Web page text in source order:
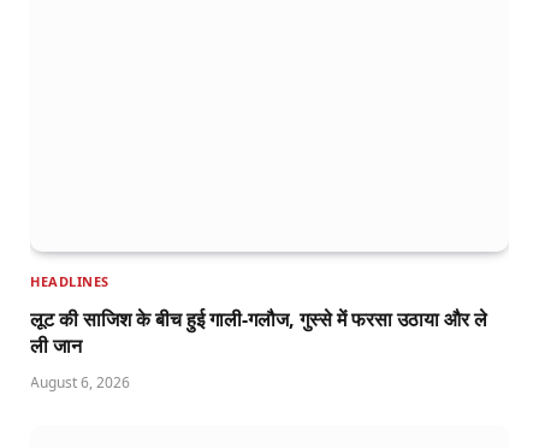
HEADLINES
लूट की साजिश के बीच हुई गाली-गलौज, गुस्से में फरसा उठाया और ले
ली जान
August 6, 2026